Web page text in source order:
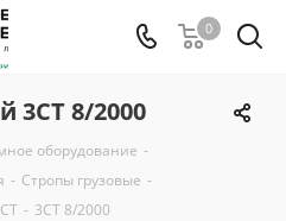
0
3СТ 8/2000
оборудование -
- Стропы грузовые -
- 3СТ 8/2000